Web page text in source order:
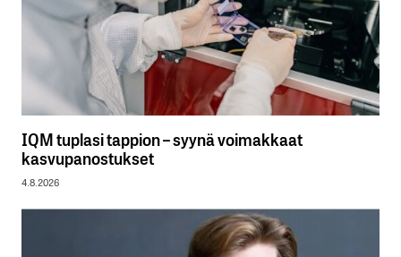
IQM tuplasi tappion – syynä voimakkaat
kasvupanostukset
4.8.2026